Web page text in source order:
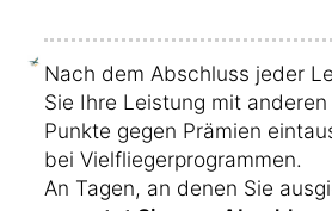
Nach dem Abschluss jeder
Sie Ihre Leistung mit
Punkte gegen Prämien
bei Vielfliegerprogrammen.
An Tagen, an denen Sie